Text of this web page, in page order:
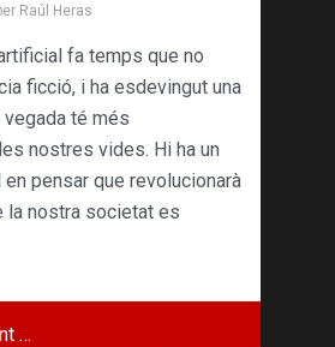
Raúl Heras
fa temps que no
ficció, i ha esdevingut una
té més
nostres vides. Hi ha un
pensar que revolucionarà
la nostra societat es
…